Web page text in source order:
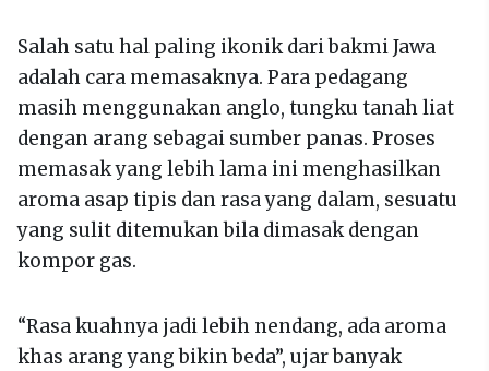
Salah satu hal paling ikonik dari bakmi Jawa
adalah cara memasaknya. Para pedagang
masih menggunakan anglo, tungku tanah liat
dengan arang sebagai sumber panas. Proses
memasak yang lebih lama ini menghasilkan
aroma asap tipis dan rasa yang dalam, sesuatu
yang sulit ditemukan bila dimasak dengan
kompor gas.
“Rasa kuahnya jadi lebih nendang, ada aroma
khas arang yang bikin beda”, ujar banyak